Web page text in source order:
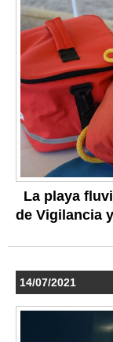
La playa
de Vigilancia
14/07/2021